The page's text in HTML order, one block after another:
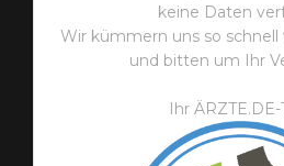
keine Daten
Wir kümmern uns so
und bitten um Ihr
Ihr